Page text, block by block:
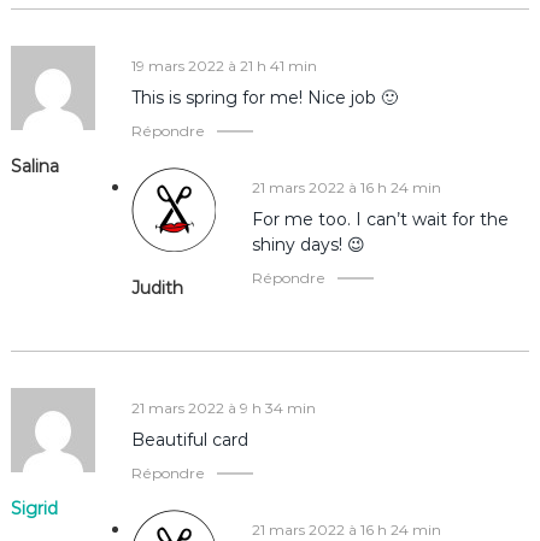
t
c
l
Salina
19 mars 2022 à 21 h 41 min
This is spring for me! Nice job 🙂
Répondre
Judith
21 mars 2022 à 16 h 24 min
For me too. I can’t wait for the
shiny days! 😉
Répondre
Sigrid
21 mars 2022 à 9 h 34 min
Beautiful card
Répondre
21 mars 2022 à 16 h 24 min